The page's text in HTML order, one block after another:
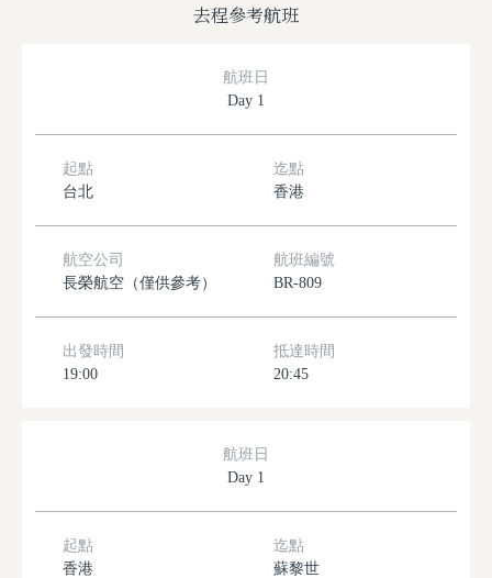
去程參考航班
航班日
Day 1
起點
台北
迄點
香港
航空公司
長榮航空（僅供參考）
航班編號
BR-809
出發時間
19:00
抵達時間
20:45
航班日
Day 1
起點
香港
迄點
蘇黎世